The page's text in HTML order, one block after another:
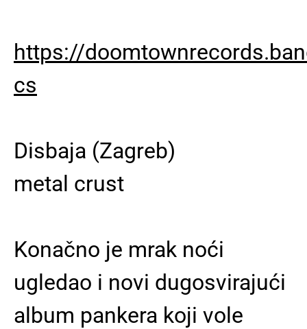
https://
cs
Disbaja (Zagreb)
metal crust
Konačno je mrak noći
ugledao i novi dugosvirajući
album pankera koji vole